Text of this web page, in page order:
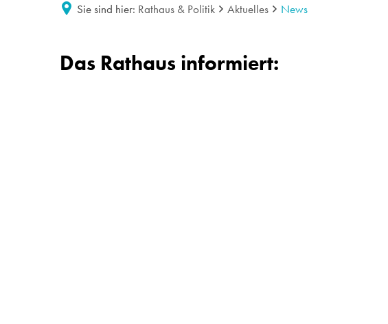
Sie sind hier: Rathaus & Politik Aktuelles News
Das Rathaus informiert: